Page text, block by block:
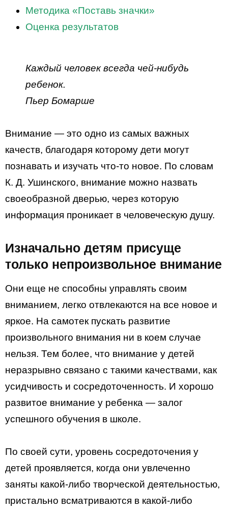
Методика «Поставь значки»
Оценка результатов
Каждый человек всегда чей-нибудь
ребенок.
Пьер Бомарше
Внимание — это одно из самых важных
качеств, благодаря которому дети могут
познавать и изучать что-то новое. По словам
К. Д. Ушинского, внимание можно назвать
своеобразной дверью, через которую
информация проникает в человеческую душу.
Изначально детям присуще
только непроизвольное внимание
Они еще не способны управлять своим
вниманием, легко отвлекаются на все новое и
яркое. На самотек пускать развитие
произвольного внимания ни в коем случае
нельзя. Тем более, что внимание у детей
неразрывно связано с такими качествами, как
усидчивость и сосредоточенность. И хорошо
развитое внимание у ребенка — залог
успешного обучения в школе.
По своей сути, уровень сосредоточения у
детей проявляется, когда они увлеченно
заняты какой-либо творческой деятельностью,
пристально всматриваются в какой-либо